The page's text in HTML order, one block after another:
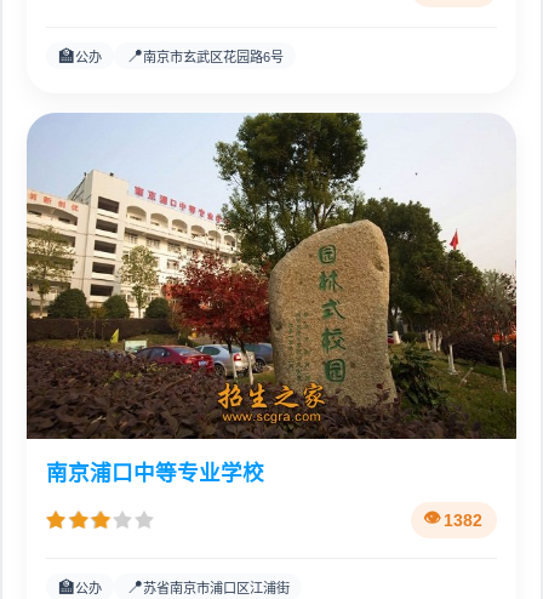
🏫公办 📍南京市玄武区花园路6号
南京浦口中等专业学校
1382
🏫公办 📍苏省南京市浦口区江浦街